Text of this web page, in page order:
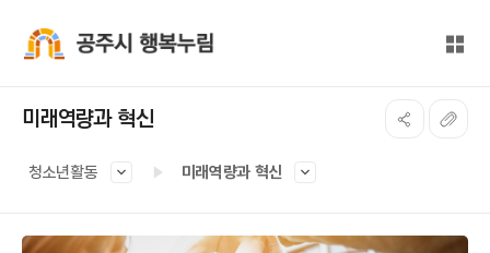
전체
미래역량과 혁신
청소년활동 미래역량과 혁신